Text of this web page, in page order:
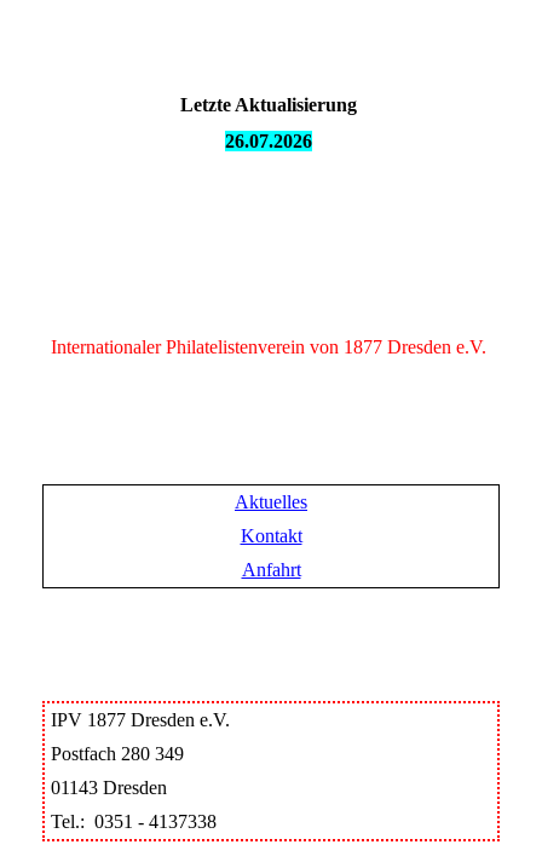
Letzte Aktualisierung
26.07.2026
Internationaler Philatelistenverein von 1877 Dresden e.V.
Aktuelles
Kontakt
Anfahrt
IPV 1877 Dresden e.V.
Postfach 280 349
01143 Dresden
Tel.: 0351 - 4137338